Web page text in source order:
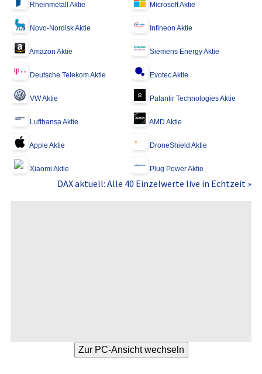
Rheinmetall Aktie Microsoft Aktie
Novo-Nordisk Aktie Infineon Aktie
Amazon Aktie Siemens Energy Aktie
Deutsche Telekom Aktie Evotec Aktie
VW Aktie Palantir Technologies Aktie
Lufthansa Aktie AMD Aktie
Apple Aktie DroneShield Aktie
Xiaomi Aktie Plug Power Aktie
DAX aktuell: Alle 40 Einzelwerte live in Echtzeit »